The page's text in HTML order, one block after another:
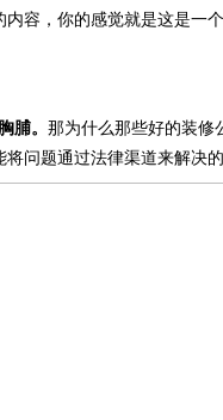
容，你的感觉就是这是
脯。 那为什么那些好的装修
问题通过法律渠道来解决的